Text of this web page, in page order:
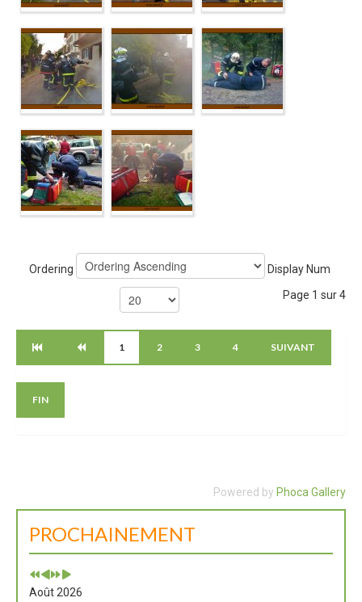
Ordering Display Num
Page 1 sur 4
1 2 3 4 SUIVANT
FIN
Powered by Phoca Gallery
PROCHAINEMENT
Août 2026